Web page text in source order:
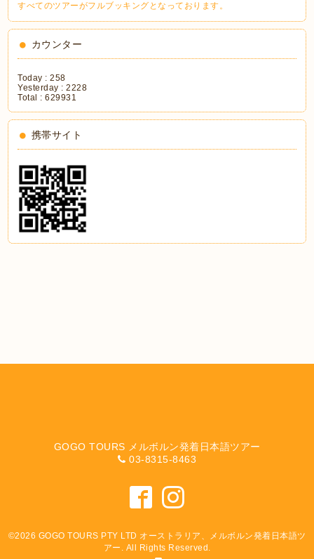
すべてのツアーがフルブッキングとなっております。
カウンター
Today :258
Yesterday :2228
Total :629931
携帯サイト
GOGO TOURS メルボルン発着日本語ツアー
03-8315-8463
©2026 GOGO TOURS PTY LTD オーストラリア、メルボルン発着日本語ツ
アー . All Rights Reserved.